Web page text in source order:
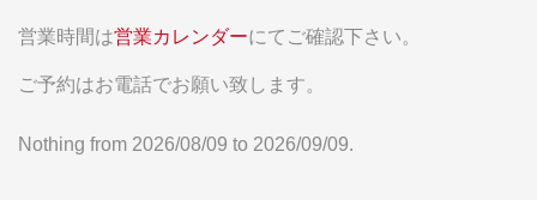
営業時間は営業カレンダーにてご確認下さい。
ご予約はお電話でお願い致します。
Nothing from 2026/08/09 to 2026/09/09.